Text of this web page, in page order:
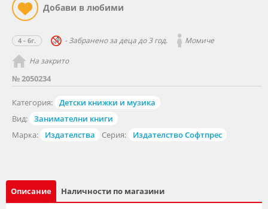
№ 2050234
Категория:
Детски книжки и музика
Вид:
Занимателни книги
Марка:
Издателства Серия: Издателство Софтпрес
4 - 6г. - Забранено за деца до 3 год. Момиче
На закрито
Описание Наличности по магазини